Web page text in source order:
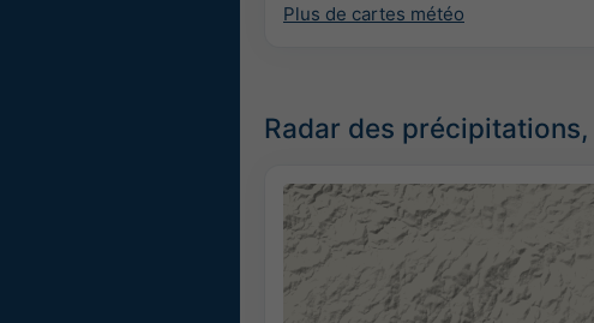
Plus de cartes météo
Radar des précipitations,